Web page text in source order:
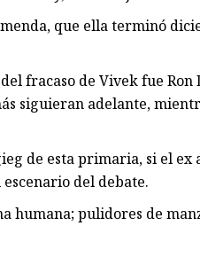
que ella terminó
fracaso de Vivek fue
siguieran adelante,
de esta primaria, si el
del debate.
humana; pulidores de